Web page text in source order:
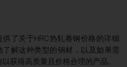
了关于HRC热轧卷钢价格的详细
解这种类型的钢材，以及如果需
获得高质量且价格合理的产品。